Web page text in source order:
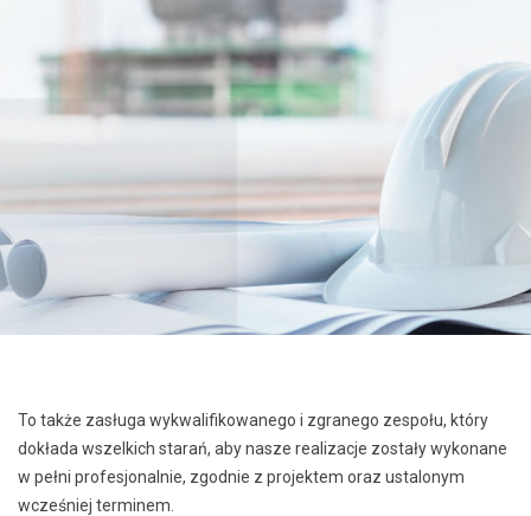
To także zasługa wykwalifikowanego i zgranego zespołu, który
dokłada wszelkich starań, aby nasze realizacje zostały wykonane
w pełni profesjonalnie, zgodnie z projektem oraz ustalonym
wcześniej terminem.